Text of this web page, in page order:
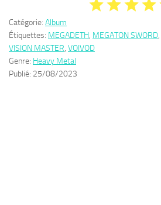
Catégorie: Album
Étiquettes: MEGADETH, MEGATON SWORD,
VISION MASTER, VOIVOD
Genre: Heavy Metal
Publié: 25/08/2023